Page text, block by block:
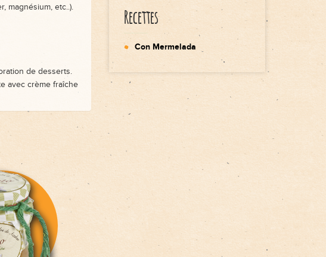
magnésium, etc..).
de desserts.
avec crème fraîche
Recettes
Con Mermelada